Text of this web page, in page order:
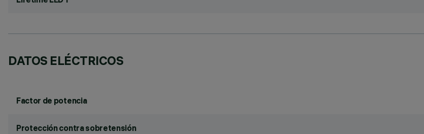
DATOS ELÉCTRICOS
Factor de potencia
Protección contra sobretensión